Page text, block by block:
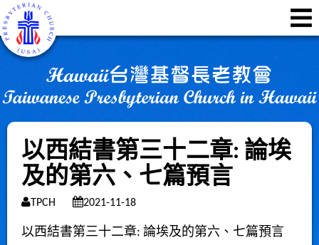
以西結書第三十二章: 論埃
及的第六、七篇預言
TPCH 2021-11-18
以西結書第三十二章: 論埃及的第六、七篇預言